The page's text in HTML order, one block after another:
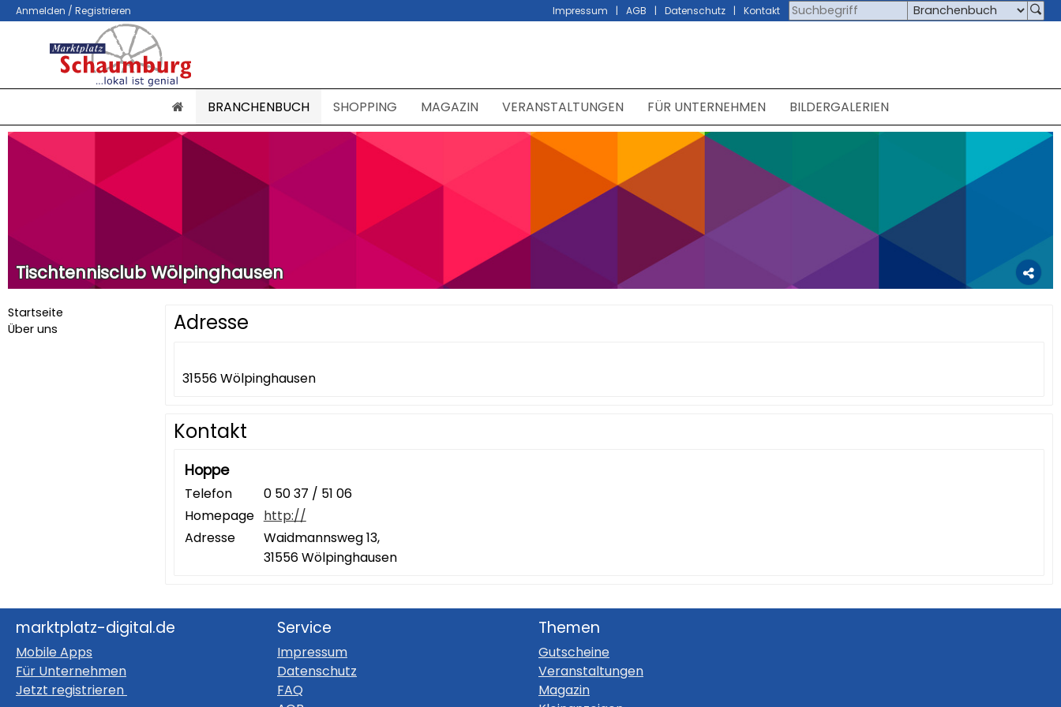
Anmelden / Registrieren Impressum AGB Datenschutz Kontakt
BRANCHENBUCH SHOPPING MAGAZIN VERANSTALTUNGEN FÜR UNTERNEHMEN BILDERGALERIEN
Tischtennisclub Wölpinghausen
Startseite
Über uns
Adresse
31556 Wölpinghausen
Kontakt
Hoppe
Telefon
0 50 37 / 51 06
Homepage http://
Adresse
Waidmannsweg 13,
31556 Wölpinghausen
marktplatz-digital.de
Mobile Apps
Für Unternehmen
Jetzt registrieren
Service
Impressum
Datenschutz
FAQ
Themen
Gutscheine
Veranstaltungen
Magazin